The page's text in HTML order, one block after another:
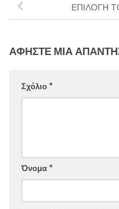
ΕΠΙΛΟΓΗ
ΑΦΉΣΤΕ ΜΙΑ
Σχόλιο *
Όνομα *
Website